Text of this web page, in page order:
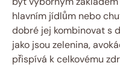
hlavním jídlům nebo
dobré jej kombinovat s
jako jsou zelenina,
přispívá k celkovému